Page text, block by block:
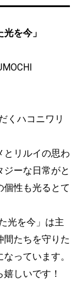
を今」
くハコニワリ
とリルイの思わ
ーな日常がと
性も光るとて
光を今」は主
間たちを守りた
っています。
しいです！